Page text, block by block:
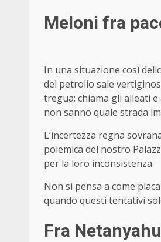
Meloni fra
In una situazione così
del petrolio sale
tregua: chiama gli alleati
non sanno quale strada
L’incertezza regna
polemica del nostro
per la loro inconsistenza.
Non si pensa a come
quando questi tentativi
Fra